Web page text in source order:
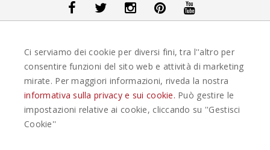
VIAGGI GUATEMALA -OFFERTE VIAGGI ISLANDA -OFFERTE VIAGGI
OFFERTE VIAGGI MAURITIUS OFFERTE VIAGGI MESSICO
OFFERTE VIAGGI NORVEGIA- OFFERTE VIAGGI PORTOGALLO-
OFFERTE VIAGGI SEYCHELLES-OFFERTE VIAGGI SPAGNA-OFFERTE
EASYWEEKS TOUR OPERATOR © 2026 COPYRIGHT EASYWEEK. TUTTI I DIRITTI
RISERVATI |
Ci serviamo dei cookie per diversi fini, tra l''altro per
consentire funzioni del sito web e attività di marketing
mirate. Per maggiori informazioni, riveda la nostra
informativa sulla privacy e sui cookie. Può gestire le
impostazioni relative ai cookie, cliccando su ''Gestisci
Cookie''